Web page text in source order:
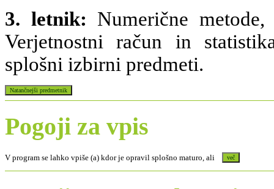
3. letnik: Numerične
Verjetnostni račun in
splošni izbirni predmeti.
Pogoji za vpis
V program se lahko vpiše (a) kdor je opravil splošno maturo, ali